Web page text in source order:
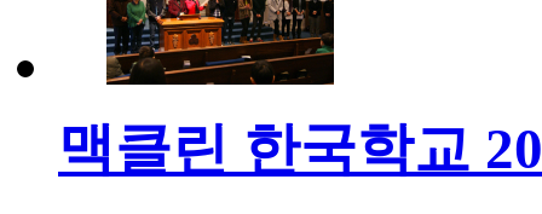
맥클린 한국학교